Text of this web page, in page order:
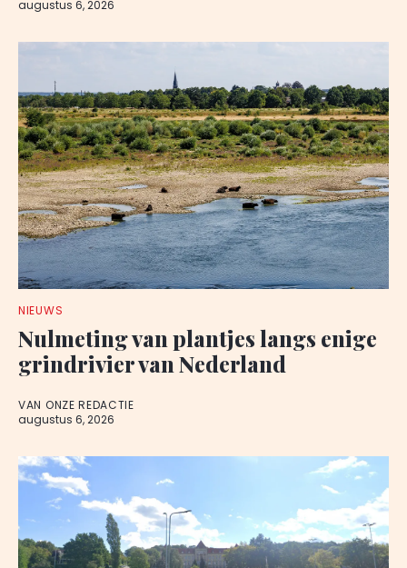
augustus 6, 2026
NIEUWS
Nulmeting van plantjes langs enige
grindrivier van Nederland
VAN ONZE REDACTIE
augustus 6, 2026